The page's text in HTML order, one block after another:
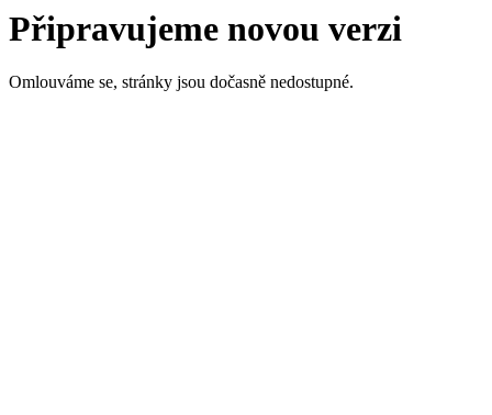
Připravujeme novou verzi
Omlouváme se, stránky jsou dočasně nedostupné.